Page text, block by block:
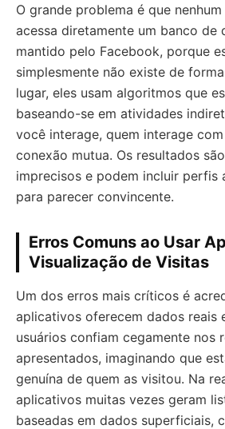
O grande problema é que
acessa diretamente um banco de
mantido pelo Facebook, porque
simplesmente não existe de
lugar, eles usam algoritmos que
baseando-se em atividades
você interage, quem interage
conexão mutua. Os resultados
imprecisos e podem incluir perfis
para parecer convincente.
Erros Comuns ao Usar
Visualização de Visitas
Um dos erros mais críticos é
aplicativos oferecem dados reais
usuários confiam cegamente nos
apresentados, imaginando que
genuína de quem as visitou. Na
aplicativos muitas vezes geram
baseadas em dados superficiais,